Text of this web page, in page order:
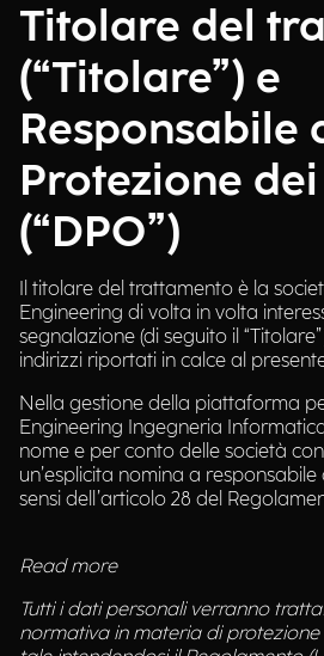
Titolare del
(“Titolare”) e
Responsabile
Protezione
(“DPO”)
Il titolare del trattamento è la
Engineering di volta in volta
segnalazione (di seguito il
indirizzi riportati in calce al
Nella gestione della piattaforma
Engineering Ingegneria
nome e per conto delle società
un’esplicita nomina a
sensi dell’articolo 28 del
Read more
Tutti i dati personali verranno
normativa in materia di